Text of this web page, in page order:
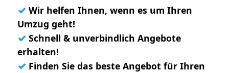
✓ Wir helfen Ihnen, wenn es um Ihren
Umzug geht!
✓ Schnell & unverbindlich Angebote
erhalten!
✓ Finden Sie das beste Angebot für Ihren